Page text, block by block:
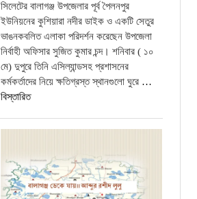
সিলেটের বালাগঞ্জ উপজেলার পূর্ব পৈলনপুর
ইউনিয়নের কুশিয়ারা নদীর ডাইক ও একটি সেতুর
ভাঙনকবলিত এলাকা পরিদর্শন করেছেন উপজেলা
নির্বাহী অফিসার সুজিত কুমার চন্দ। শনিবার ( ১০
মে) দুপুরে তিনি এসিল্যান্ডসহ প্রশাসনের
কর্মকর্তাদের নিয়ে ক্ষতিগ্রস্ত স্থানগুলো ঘুরে …
বিস্তারিত